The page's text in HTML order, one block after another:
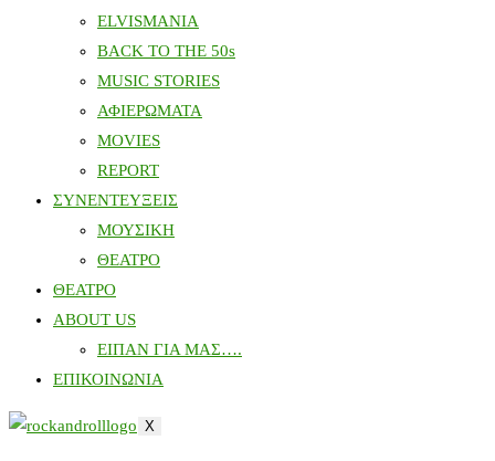
ELVISMANIA
BACK TO THE 50s
MUSIC STORIES
ΑΦΙΕΡΩΜΑΤΑ
MOVIES
REPORT
ΣΥΝΕΝΤΕΥΞΕΙΣ
ΜΟΥΣΙΚΗ
ΘΕΑΤΡΟ
ΘΕΑΤΡΟ
ABOUT US
ΕΙΠΑΝ ΓΙΑ ΜΑΣ….
ΕΠΙΚΟΙΝΩΝΙΑ
X